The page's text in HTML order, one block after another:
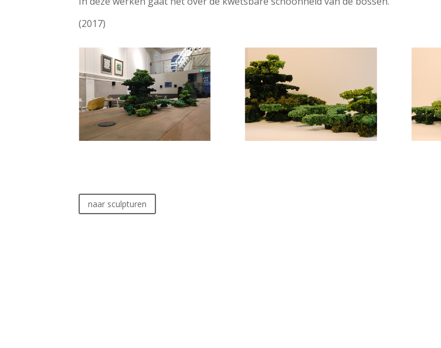
(2017)
naar sculpturen